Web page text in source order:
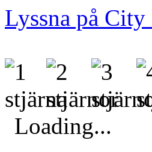
Lyssna på
Loading...